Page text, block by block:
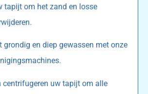
tapijt om het zand en losse
grondig en diep gewassen met onze
centrifugeren uw tapijt om alle